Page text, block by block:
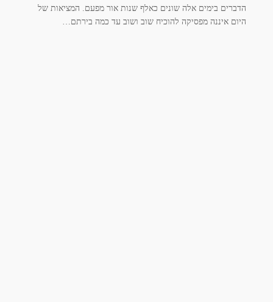
הדברים בימים אלה שונים כאלף שנות אור מפעם. המציאות של
היום איננה מפסיקה להוכיח שוב ושוב עד כמה בירתם…